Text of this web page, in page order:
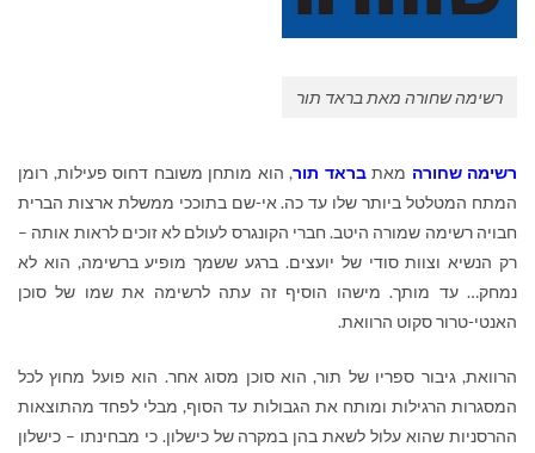
רשימה שחורה מאת בראד תור
רשימה שחורה מאתבראד תור, הוא מותחן משובח דחוס פעילות, רומן
המתח המטלטל ביותר שלו עד כה. אי-שם בתוככי ממשלת ארצות הברית
חבויה רשימה שמורה היטב. חברי הקונגרס לעולם לא זוכים לראות אותה –
רק הנשיא וצוות סודי של יועצים. ברגע ששמך מופיע ברשימה, הוא לא
נמחק… עד מותך. מישהו הוסיף זה עתה לרשימה את שמו של סוכן
האנטי-טרור סקוט הרוואת.
הרוואת, גיבור ספריו של תור, הוא סוכן מסוג אחר. הוא פועל מחוץ לכל
המסגרות הרגילות ומותח את הגבולות עד הסוף, מבלי לפחד מהתוצאות
ההרסניות שהוא עלול לשאת בהן במקרה של כישלון. כי מבחינתו – כישלון